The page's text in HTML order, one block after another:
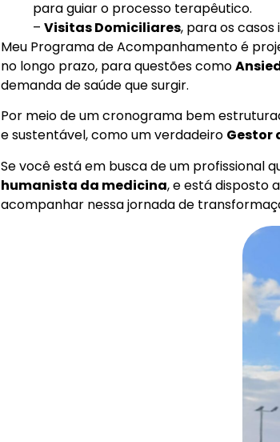
para guiar o processo terapêutico.
– Visitas Domiciliares, para os casos
Meu Programa de Acompanhamento é
no longo prazo, para questões como
demanda de saúde que surgir.
Por meio de um cronograma bem
e sustentável, como um verdadeiro Gestor
Se você está em busca de um profissional
humanista da medicina, e está disposto a
acompanhar nessa jornada de